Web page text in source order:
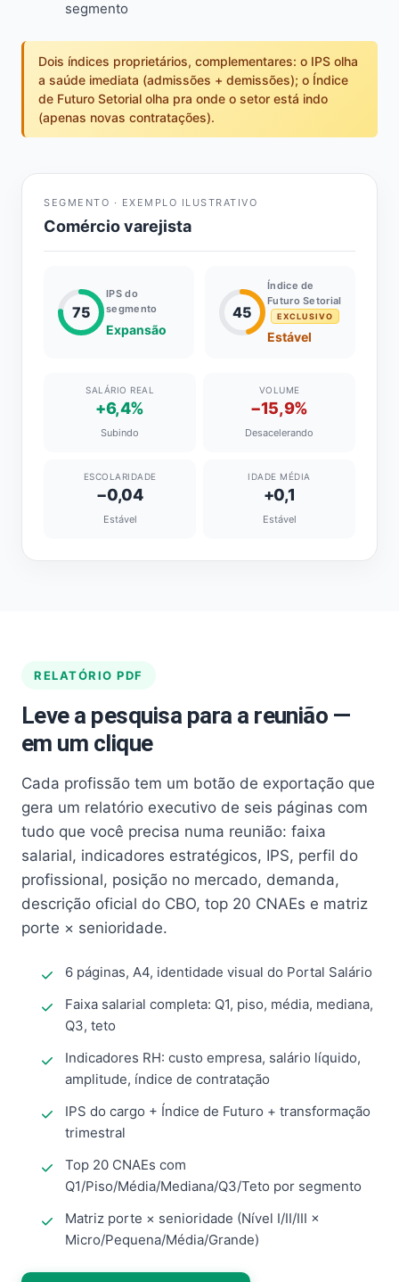
segmento
Dois índices proprietários, complementares: o IPS olha
a saúde imediata (admissões + demissões); o Índice
de Futuro Setorial olha pra onde o setor está indo
(apenas novas contratações).
SEGMENTO · EXEMPLO ILUSTRATIVO
Comércio varejista
75
IPS do
segmento
Expansão
45
Índice de
Futuro Setorial
EXCLUSIVO
Estável
SALÁRIO REAL
+6,4%
Subindo
VOLUME
−15,9%
Desacelerando
ESCOLARIDADE
−0,04
Estável
IDADE MÉDIA
+0,1
Estável
RELATÓRIO PDF
Leve a pesquisa para a reunião —
em um clique
Cada profissão tem um botão de exportação que
gera um relatório executivo de seis páginas com
tudo que você precisa numa reunião: faixa
salarial, indicadores estratégicos, IPS, perfil do
profissional, posição no mercado, demanda,
descrição oficial do CBO, top 20 CNAEs e matriz
porte × senioridade.
6 páginas, A4, identidade visual do Portal Salário
Faixa salarial completa: Q1, piso, média, mediana,
Q3, teto
Indicadores RH: custo empresa, salário líquido,
amplitude, índice de contratação
IPS do cargo + Índice de Futuro + transformação
trimestral
Top 20 CNAEs com
Q1/Piso/Média/Mediana/Q3/Teto por segmento
Matriz porte × senioridade (Nível I/II/III ×
Micro/Pequena/Média/Grande)